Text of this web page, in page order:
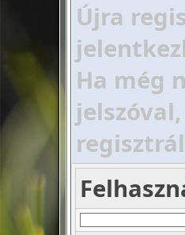
Újra
Ha még